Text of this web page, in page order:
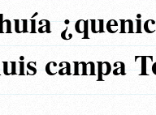
campa